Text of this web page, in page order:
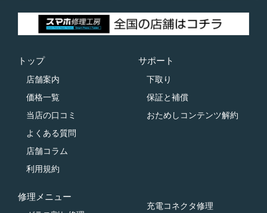
トップ
店舗案内
価格一覧
当店の口コミ
よくある質問
店舗コラム
利用規約
サポート
下取り
保証と補償
おためしコンテンツ解約
修理メニュー
充電コネクタ修理